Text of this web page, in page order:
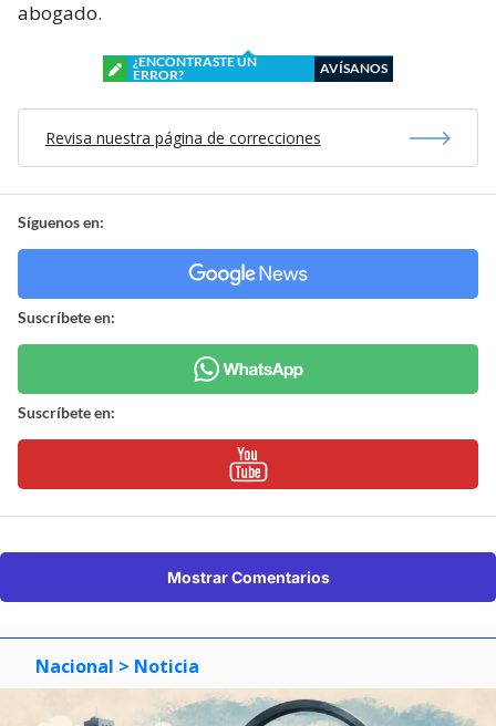
abogado.
¿ENCONTRASTE UN
ERROR?
AVÍSANOS
Revisa nuestra página de correcciones
Síguenos en:
Suscríbete en:
Suscríbete en:
Mostrar Comentarios
Nacional > Noticia